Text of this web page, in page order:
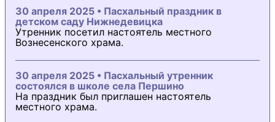
30 апреля 2025 • Пасхальный праздник в
детском саду Нижнедевицка
Утренник посетил настоятель местного
Вознесенского храма.
30 апреля 2025 • Пасхальный утренник
состоялся в школе села Першино
На праздник был приглашен настоятель
местного храма.